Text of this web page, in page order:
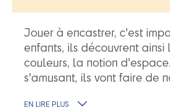
Jouer à encastrer, c'est
enfants, ils découvrent ainsi
couleurs, la notion
s'amusant, ils vont faire de
ludiques et éducatifs
EN LIRE PLUS